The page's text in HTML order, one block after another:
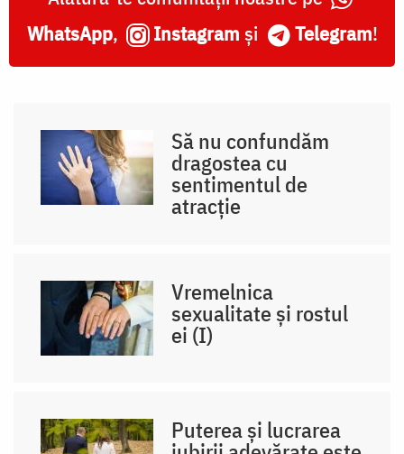
WhatsApp, Instagram și Telegram!
Să nu confundăm
dragostea cu
sentimentul de
atracție
Vremelnica
sexualitate și rostul
ei (I)
Puterea și lucrarea